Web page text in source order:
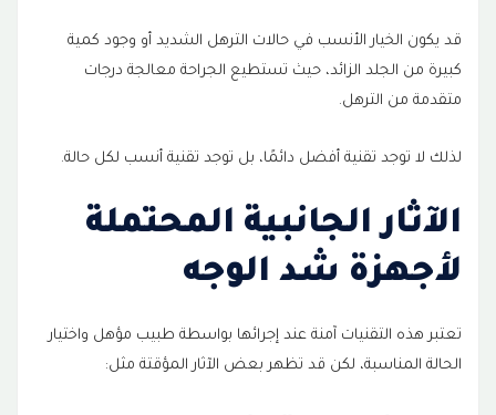
قد يكون الخيار الأنسب في حالات الترهل الشديد أو وجود كمية
كبيرة من الجلد الزائد، حيث تستطيع الجراحة معالجة درجات
متقدمة من الترهل.
لذلك لا توجد تقنية أفضل دائمًا، بل توجد تقنية أنسب لكل حالة.
الآثار الجانبية المحتملة
لأجهزة شد الوجه
تعتبر هذه التقنيات آمنة عند إجرائها بواسطة طبيب مؤهل واختيار
الحالة المناسبة، لكن قد تظهر بعض الآثار المؤقتة مثل: